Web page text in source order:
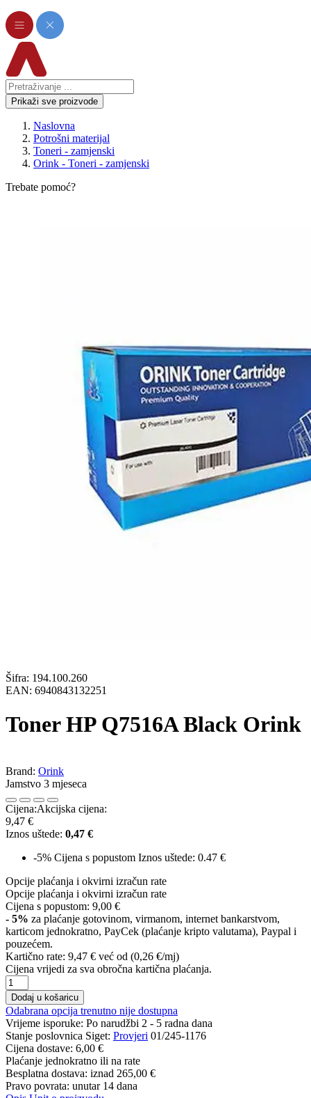
Prikaži sve proizvode
Naslovna
Potrošni materijal
Toneri - zamjenski
Orink - Toneri - zamjenski
Trebate pomoć?
Šifra: 194.100.260
EAN: 6940843132251
Toner HP Q7516A Black Orink
Brand: Orink
Jamstvo 3 mjeseca
Cijena:Akcijska cijena:
9,47 €
Iznos uštede: 0,47 €
-5% Cijena s popustom Iznos uštede: 0.47 €
Opcije plaćanja i okvirni izračun rate
Opcije plaćanja i okvirni izračun rate
Cijena s popustom: 9,00 €
- 5% za plaćanje gotovinom, virmanom, internet bankarstvom,
karticom jednokratno, PayCek (plaćanje kripto valutama), Paypal i
pouzećem.
Kartično rate: 9,47 € već od (0,26 €/mj)
Cijena vrijedi za sva obročna kartična plaćanja.
Dodaj u košaricu
Odabrana opcija trenutno nije dostupna
Vrijeme isporuke: Po narudžbi 2 - 5 radna dana
Stanje poslovnica Siget: Provjeri 01/245-1176
Cijena dostave: 6,00 €
Plaćanje jednokratno ili na rate
Besplatna dostava: iznad 265,00 €
Pravo povrata: unutar 14 dana